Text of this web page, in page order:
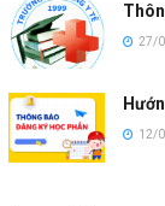
27/
12/